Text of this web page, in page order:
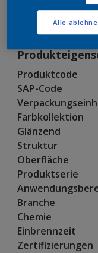
Produktcode
SAP-Code
Farbkollektion
Glänzend
Struktur
Oberfläche
Produktserie
Branche
Chemie
Einbrennzeit
Zertifizierungen
Alle